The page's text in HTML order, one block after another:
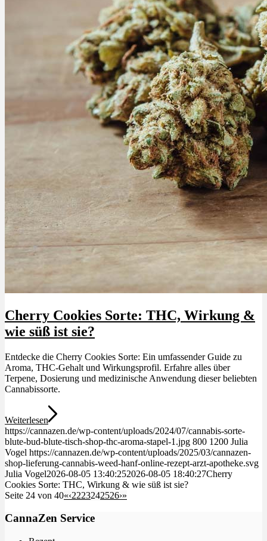
Cherry Cookies Sorte: THC, Wirkung &
wie süß ist sie?
Entdecke die Cherry Cookies Sorte: Ein umfassender Guide zu
Aroma, THC-Gehalt und Wirkungsprofil. Erfahre alles über
Terpene, Dosierung und medizinische Anwendung dieser beliebten
Cannabissorte.
Weiterlesen
https://cannazen.de/wp-content/uploads/2024/07/cannabis-sorte-
blute-bud-blute-tisch-shop-thc-aroma-stapel-1.jpg 800 1200 Julia
Vogel https://cannazen.de/wp-content/uploads/2025/03/cannazen-
shop-lieferung-cannabis-weed-hanf-online-rezept-arzt-apotheke.svg
Julia Vogel2026-08-05 13:40:252026-08-05 18:40:27Cherry
Cookies Sorte: THC, Wirkung & wie süß ist sie?
Seite 24 von 40«‹2223242526›»
CannaZen Service